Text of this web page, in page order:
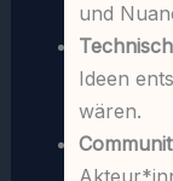
und
Ideen
wären.